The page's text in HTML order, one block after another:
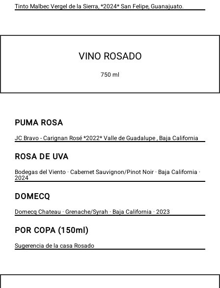
Tinto Malbec Vergel de la Sierra, *2024* San Felipe, Guanajuato.
VINO ROSADO
750 ml
PUMA ROSA
JC Bravo - Carignan Rosé *2022* Valle de Guadalupe , Baja California
ROSA DE UVA
Bodegas del Viento · Cabernet Sauvignon/Pinot Noir · Baja California ·
2024
DOMECQ
Domecq Chateau · Grenache/Syrah · Baja California · 2023
POR COPA (150ml)
Sugerencia de la casa Rosado